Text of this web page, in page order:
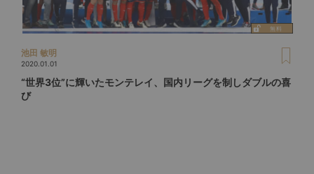
池田 敏明
2020.01.01
“世界3位”に輝いたモンテレイ、国内リーグを制しダブルの喜
び